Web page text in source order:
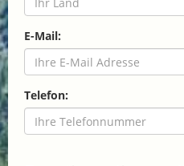
E-Mail:
Telefon: